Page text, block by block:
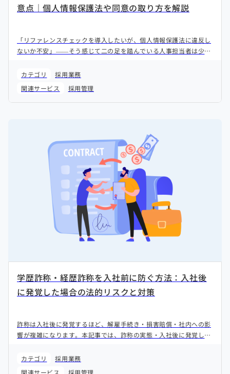
意点｜個人情報保護法や同意の取り方を解説
「リファレンスチェックを導入したいが、個人情報保護法に違反し
ないか不安」——そう感じて二の足を踏んでいる人事担当者は少な
理し、合法的に実施するための具体的な手順をわかりやすく解説し
カテゴリ
採用業務
関連サービス
採用管理
学歴詐称・経歴詐称を入社前に防ぐ方法：入社後
に発覚した場合の法的リスクと対策
詐称は入社後に発覚するほど、解雇手続き・損害賠償・社内への影
響が複雑になります。本記事では、詐称の実態・入社後に発覚した
説します。
カテゴリ
採用業務
関連サービス
採用管理